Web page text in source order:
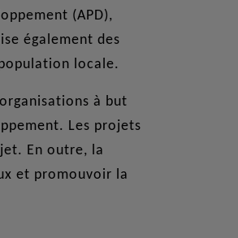
(APD),
également des
locale.
à but
Les projets
En outre, la
et promouvoir la